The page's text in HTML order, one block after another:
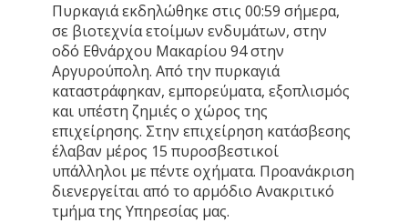
Πυρκαγιά εκδηλώθηκε στις 00:59 σήμερα,
σε βιοτεχνία ετοίμων ενδυμάτων, στην
οδό Εθνάρχου Μακαρίου 94 στην
Αργυρούπολη. Από την πυρκαγιά
καταστράφηκαν, εμπορεύματα, εξοπλισμός
και υπέστη ζημιές ο χώρος της
επιχείρησης. Στην επιχείρηση κατάσβεσης
έλαβαν μέρος 15 πυροσβεστικοί
υπάλληλοι με πέντε οχήματα. Προανάκριση
διενεργείται από το αρμόδιο Ανακριτικό
τμήμα της Υπηρεσίας μας.